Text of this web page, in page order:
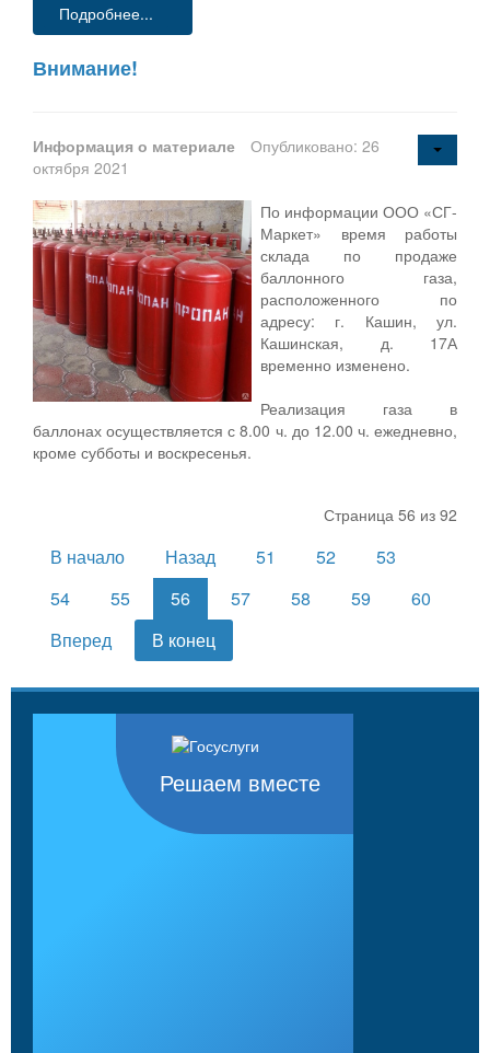
Подробнее...
Внимание!
Информация о материале
Опубликовано: 26
октября 2021
По информации ООО «СГ-
Маркет» время работы
склада по продаже
баллонного газа,
расположенного по
адресу: г. Кашин, ул.
Кашинская, д. 17А
временно изменено.
Реализация газа в
баллонах осуществляется с 8.00 ч. до 12.00 ч. ежедневно,
кроме субботы и воскресенья.
Страница 56 из 92
В начало Назад 51 52
53
54
55 56 57 58 59
60
Вперед
В конец
Решаем вместе